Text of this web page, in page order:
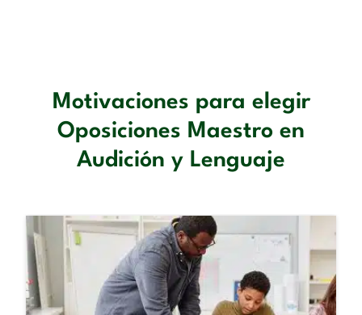
Motivaciones para elegir
Oposiciones Maestro en
Audición y Lenguaje